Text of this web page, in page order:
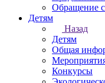
Обращение
Детям
Назад
Детям
Общая
Конкурсы